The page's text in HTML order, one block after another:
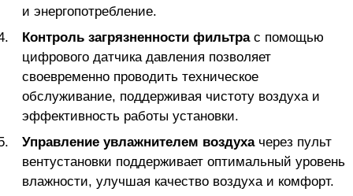
и энергопотребление.
Контроль загрязненности фильтрас помощью
цифрового датчика давления позволяет
своевременно проводить техническое
обслуживание, поддерживая чистоту воздуха и
эффективность работы установки.
Управление увлажнителем воздухачерез пульт
вентустановки поддерживает оптимальный уровень
влажности, улучшая качество воздуха и комфорт.